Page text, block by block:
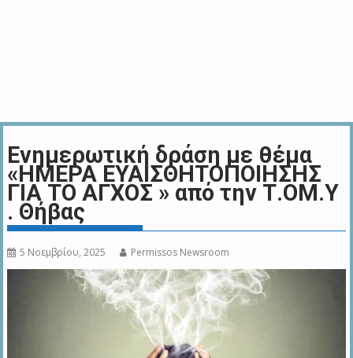
Ενημερωτική δράση με θέμα
«ΗΜΕΡΑ ΕΥΑΙΣΘΗΤΟΠΟΙΗΣΗΣ
ΓΙΑ ΤΟ ΑΓΧΟΣ » από την Τ.ΟΜ.Υ
. Θήβας
5 Νοεμβρίου, 2025 Permissos Newsroom